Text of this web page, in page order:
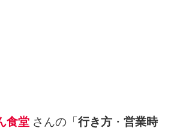
食堂 さんの「 行き方 ・ 営業時